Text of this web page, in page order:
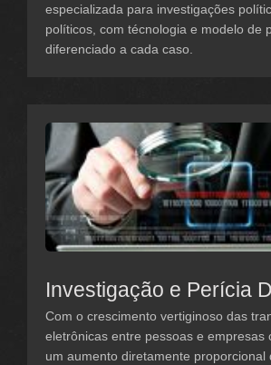
especializada para investigações
políticos, com técnologia e modelo de
diferenciado a cada caso.
Investigação e Perícia
Com o crescimento vertiginoso das
eletrônicas entre pessoas e empresas
um aumento diretamente proporcional